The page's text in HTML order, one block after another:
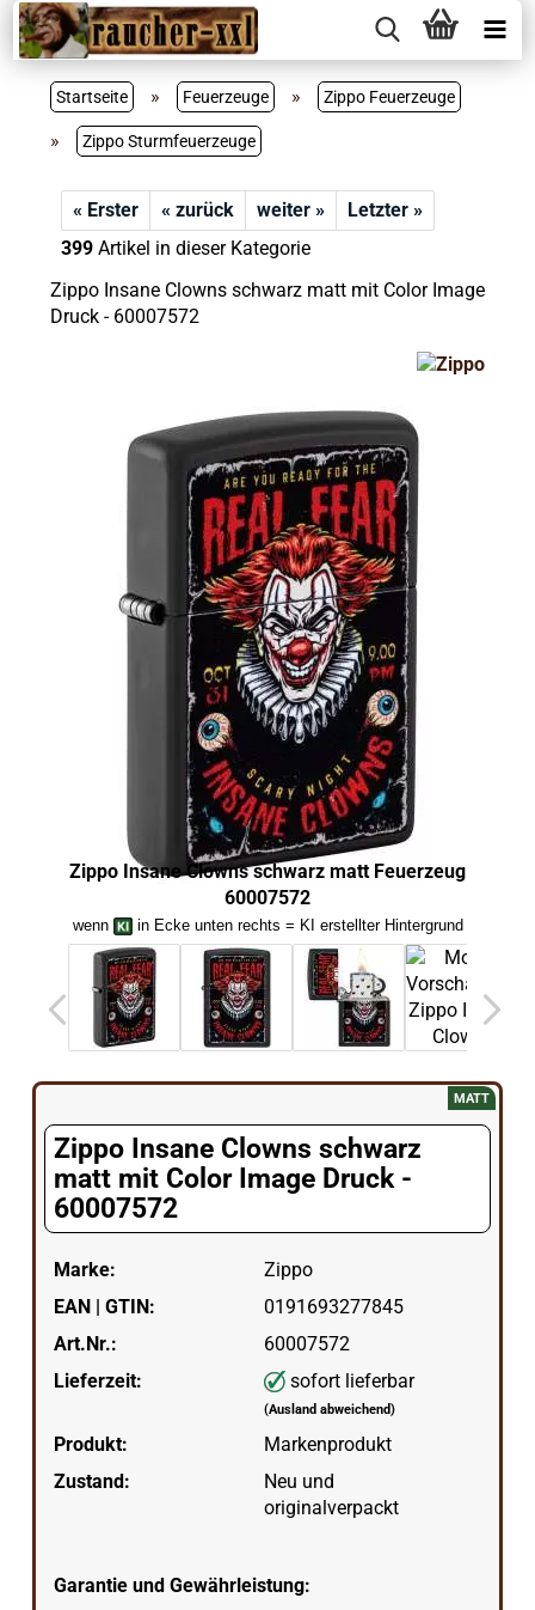
Startseite » Feuerzeuge » Zippo Feuerzeuge
» Zippo Sturmfeuerzeuge
« Erster « zurück weiter »
Letzter »
399Artikel in dieser Kategorie
Zippo Insane Clowns schwarz matt mit Color Image
Druck - 60007572
Zippo Insane Clowns schwarz matt Feuerzeug
60007572
wenn in Ecke unten rechts = KI erstellter Hintergrund
MATT
Zippo Insane Clowns schwarz
matt mit Color Image Druck -
60007572
Marke:
Zippo
EAN | GTIN:
0191693277845
Art.Nr.:
60007572
Lieferzeit:
sofort lieferbar
(Ausland abweichend)
Produkt:
Markenprodukt
Zustand:
Neu und
originalverpackt
Garantie und Gewährleistung: